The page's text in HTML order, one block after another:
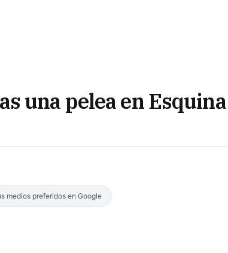
una pelea en Esquina
medios preferidos en Google